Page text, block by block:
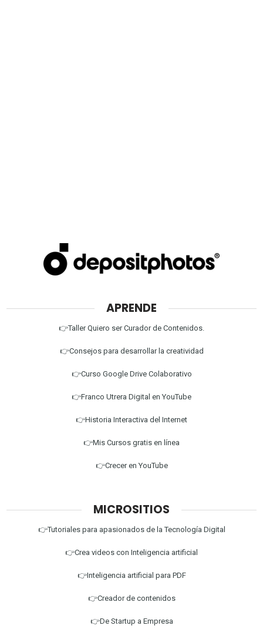
APRENDE
👉Taller Quiero ser Curador de Contenidos.
👉Consejos para desarrollar la creatividad
👉Curso Google Drive Colaborativo
👉Franco Utrera Digital en YouTube
👉Historia Interactiva del Internet
👉Mis Cursos gratis en línea
👉Crecer en YouTube
MICROSITIOS
👉Tutoriales para apasionados de la Tecnología Digital
👉Crea videos con Inteligencia artificial
👉Inteligencia artificial para PDF
👉Creador de contenidos
👉De Startup a Empresa